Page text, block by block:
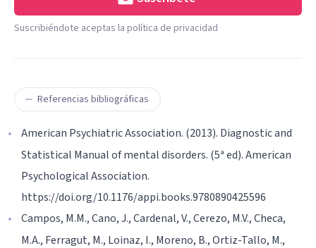
Suscribiéndote aceptas la política de privacidad
Referencias bibliográficas
American Psychiatric Association. (2013). Diagnostic and
Statistical Manual of mental disorders. (5ª ed). American
Psychological Association.
https://doi.org/10.1176/appi.books.9780890425596
Campos, M.M., Cano, J., Cardenal, V., Cerezo, M.V., Checa,
M.A., Ferragut, M., Loinaz, I., Moreno, B., Ortiz-Tallo, M.,